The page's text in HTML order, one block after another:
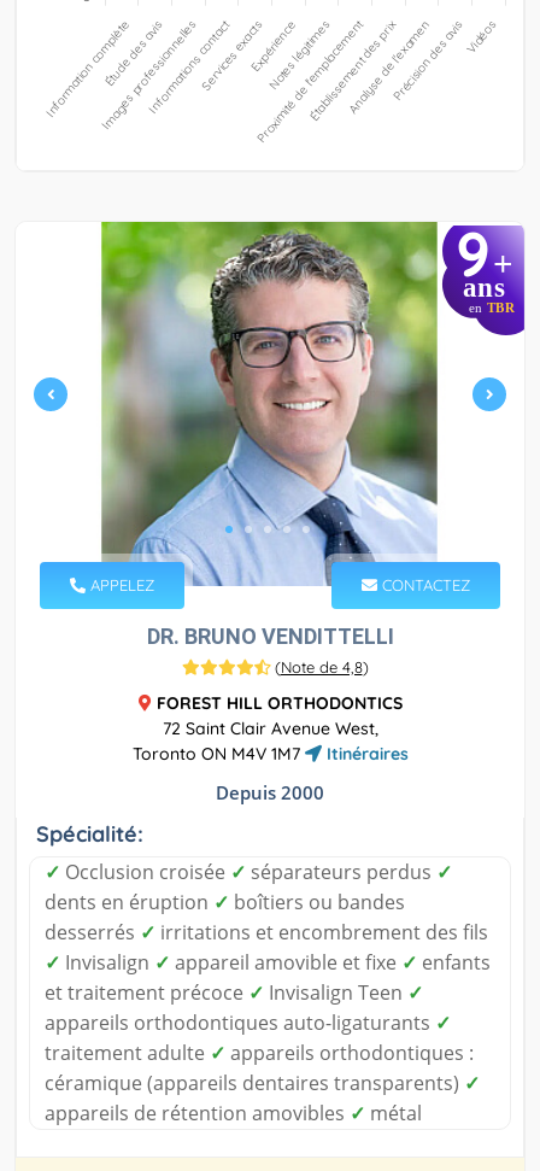
9+
ans
en TBR
APPELEZ CONTACTEZ
DR. BRUNO VENDITTELLI
(Note de 4,8)
FOREST HILL ORTHODONTICS
72 Saint Clair Avenue West,
Toronto ON M4V 1M7
Itinéraires
Depuis 2000
Spécialité:
✓ Occlusion croisée ✓ séparateurs perdus ✓
dents en éruption ✓ boîtiers ou bandes
desserrés ✓ irritations et encombrement des fils
✓ Invisalign ✓ appareil amovible et fixe ✓ enfants
et traitement précoce ✓ Invisalign Teen ✓
appareils orthodontiques auto-ligaturants ✓
traitement adulte ✓ appareils orthodontiques :
céramique (appareils dentaires transparents) ✓
appareils de rétention amovibles ✓ métal